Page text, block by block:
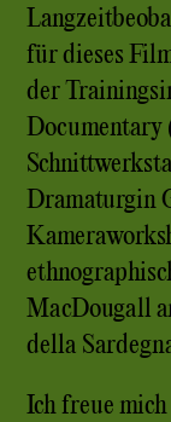
für dieses
der
Dramaturgin
MacDougall
della
Ich freue